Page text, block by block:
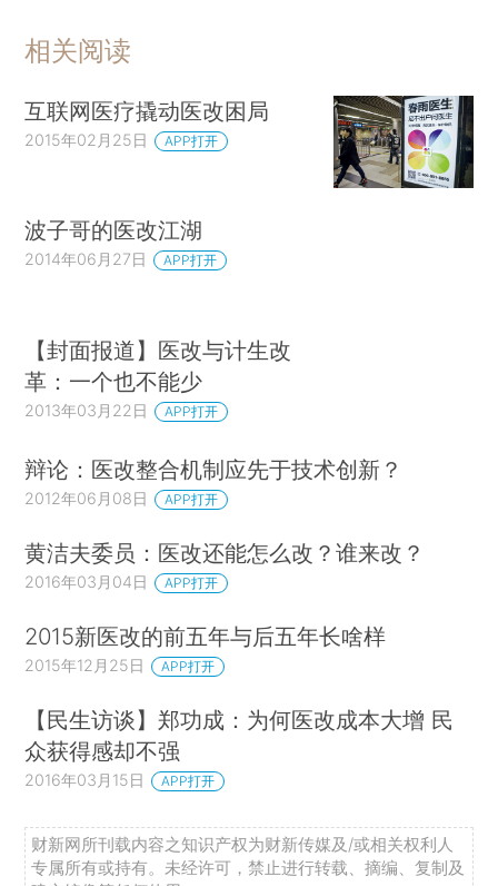
相关阅读
互联网医疗撬动医改困局
2015年02月25日 APP打开
波子哥的医改江湖
2014年06月27日 APP打开
【封面报道】医改与计生改
革：一个也不能少
2013年03月22日 APP打开
辩论：医改整合机制应先于技术创新？
2012年06月08日 APP打开
黄洁夫委员：医改还能怎么改？谁来改？
2016年03月04日 APP打开
2015新医改的前五年与后五年长啥样
2015年12月25日 APP打开
【民生访谈】郑功成：为何医改成本大增 民
众获得感却不强
2016年03月15日 APP打开
财新网所刊载内容之知识产权为财新传媒及/或相关权利人
专属所有或持有。未经许可，禁止进行转载、摘编、复制及